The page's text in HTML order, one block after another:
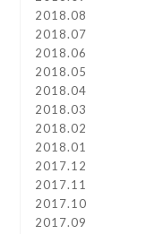
2018.08
2018.07
2018.06
2018.05
2018.04
2018.03
2018.02
2018.01
2017.12
2017.11
2017.10
2017.09